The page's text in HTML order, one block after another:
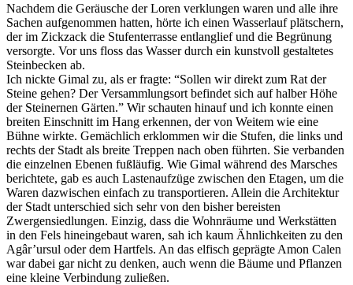
Nachdem die Geräusche der Loren verklungen waren und alle ihre
Sachen aufgenommen hatten, hörte ich einen Wasserlauf plätschern,
der im Zickzack die Stufenterrasse entlanglief und die Begrünung
versorgte. Vor uns floss das Wasser durch ein kunstvoll gestaltetes
Steinbecken ab.
Ich nickte Gimal zu, als er fragte: “Sollen wir direkt zum Rat der
Steine gehen? Der Versammlungsort befindet sich auf halber Höhe
der Steinernen Gärten.” Wir schauten hinauf und ich konnte einen
breiten Einschnitt im Hang erkennen, der von Weitem wie eine
Bühne wirkte. Gemächlich erklommen wir die Stufen, die links und
rechts der Stadt als breite Treppen nach oben führten. Sie verbanden
die einzelnen Ebenen fußläufig. Wie Gimal während des Marsches
berichtete, gab es auch Lastenaufzüge zwischen den Etagen, um die
Waren dazwischen einfach zu transportieren. Allein die Architektur
der Stadt unterschied sich sehr von den bisher bereisten
Zwergensiedlungen. Einzig, dass die Wohnräume und Werkstätten
in den Fels hineingebaut waren, sah ich kaum Ähnlichkeiten zu den
Agâr’ursul oder dem Hartfels. An das elfisch geprägte Amon Calen
war dabei gar nicht zu denken, auch wenn die Bäume und Pflanzen
eine kleine Verbindung zuließen.